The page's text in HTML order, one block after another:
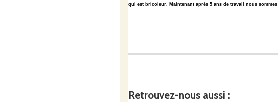
qui est bricoleur. Maintenant après 5 ans de travail nous
Retrouvez-nous aussi :